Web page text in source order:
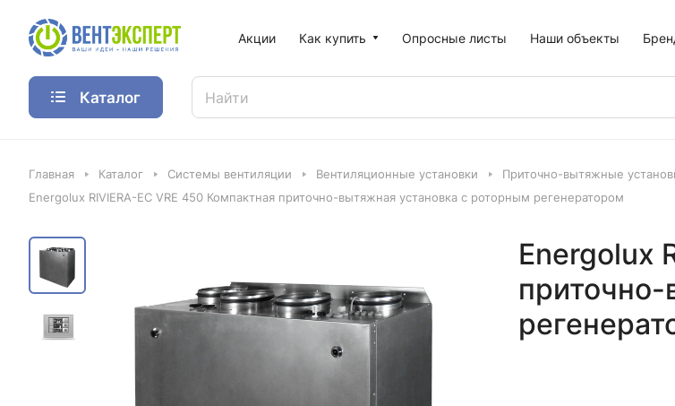
Акции Как купить Опросные листы Наши объекты
Каталог
Главная Каталог Системы вентиляции Вентиляционные установки
Приточно-вытяжные
Energolux RIVIERA-EC VRE 450 Компактная приточно-вытяжная установка с роторным регенератором
Energolux